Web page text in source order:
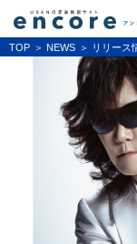
TOP NEWS リリース